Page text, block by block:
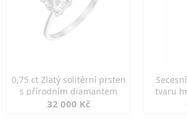
0,75 ct Zlatý solitérní prsten
s přírodním diamantem
32 000 Kč
tvaru